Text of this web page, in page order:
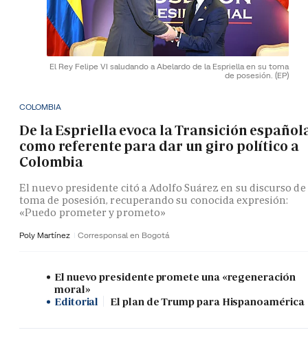
El Rey Felipe VI saludando a Abelardo de la Espriella en su toma
de posesión. (EP)
COLOMBIA
De la Espriella evoca la Transición
como referente para dar un giro político a
Colombia
El nuevo presidente citó a Adolfo Suárez en su discurso de
toma de posesión, recuperando su conocida expresión:
«Puedo prometer y prometo»
Poly Martínez Corresponsal en Bogotá
El nuevo presidente promete una «regeneración
moral»
Editorial
El plan de Trump para Hispanoamérica